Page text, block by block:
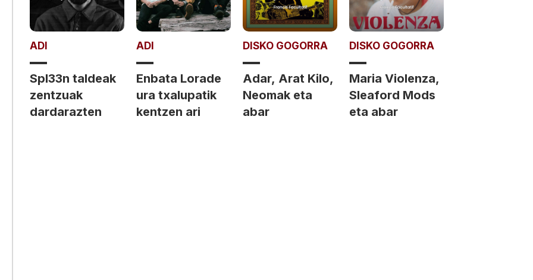
ADI
Spl33n taldeak
zentzuak
dardarazten
ADI
Enbata Lorade
ura txalupatik
kentzen ari
DISKO GOGORRA
Adar, Arat Kilo,
Neomak eta
abar
DISKO GOGORRA
Maria Violenza,
Sleaford Mods
eta abar